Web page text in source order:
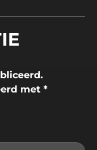
met *